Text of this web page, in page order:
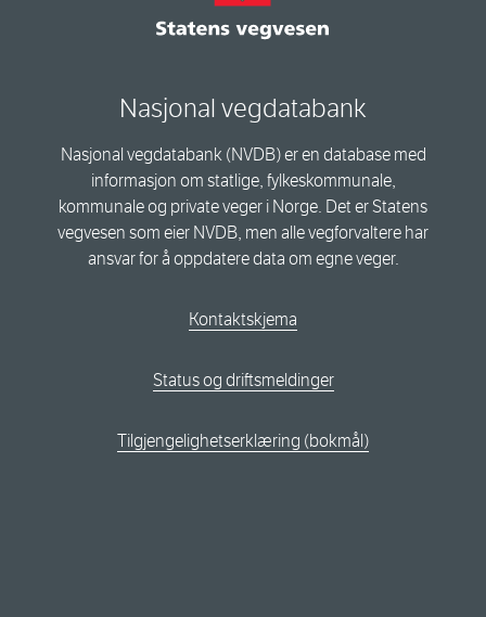
Nasjonal vegdatabank
Nasjonal vegdatabank (NVDB) er en database med
informasjon om statlige, fylkeskommunale,
kommunale og private veger i Norge. Det er Statens
vegvesen som eier NVDB, men alle vegforvaltere har
ansvar for å oppdatere data om egne veger.
Kontaktskjema
Status og driftsmeldinger
Tilgjengelighetserklæring (bokmål)